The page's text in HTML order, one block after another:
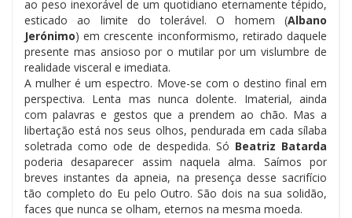
ao peso inexorável de um quotidiano eternamente tépido,
esticado ao limite do tolerável. O homem (Albano
Jerónimo) em crescente inconformismo, retirado daquele
presente mas ansioso por o mutilar por um vislumbre de
realidade visceral e imediata.
A mulher é um espectro. Move-se com o destino final em
perspectiva. Lenta mas nunca dolente. Imaterial, ainda
com palavras e gestos que a prendem ao chão. Mas a
libertação está nos seus olhos, pendurada em cada sílaba
soletrada como ode de despedida. Só Beatriz Batarda
poderia desaparecer assim naquela alma. Saímos por
breves instantes da apneia, na presença desse sacrifício
tão completo do Eu pelo Outro. São dois na sua solidão,
faces que nunca se olham, eternos na mesma moeda.